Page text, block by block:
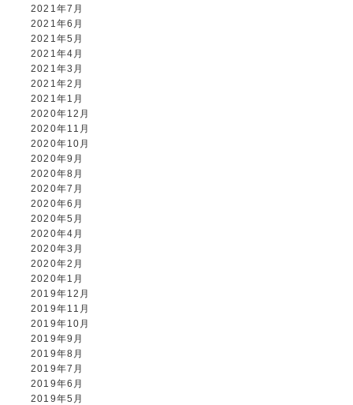
2021年7月
2021年6月
2021年5月
2021年4月
2021年3月
2021年2月
2021年1月
2020年12月
2020年11月
2020年10月
2020年9月
2020年8月
2020年7月
2020年6月
2020年5月
2020年4月
2020年3月
2020年2月
2020年1月
2019年12月
2019年11月
2019年10月
2019年9月
2019年8月
2019年7月
2019年6月
2019年5月